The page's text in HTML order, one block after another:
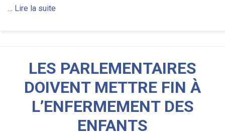
… Lire la suite
LES PARLEMENTAIRES
DOIVENT METTRE FIN À
L’ENFERMEMENT DES
ENFANTS